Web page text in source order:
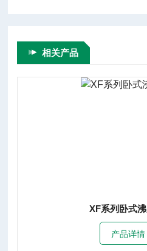
相关产品
XF系列卧式
产品详情